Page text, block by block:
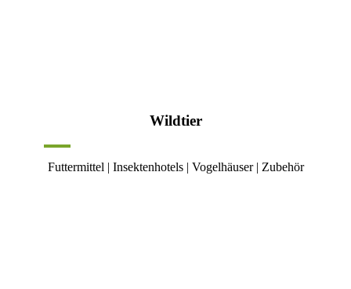
Wildtier
Futtermittel | Insektenhotels | Vogelhäuser | Zubehör